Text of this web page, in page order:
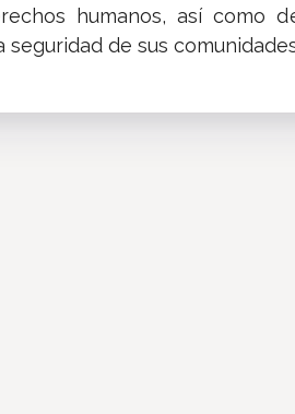
humanos, así como
de sus